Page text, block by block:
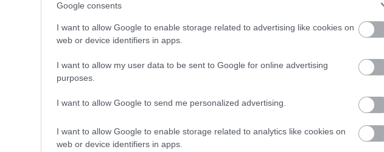
Google consents
I want to allow Google to enable storage related to advertising like cookies on
web or device identifiers in apps.
I want to allow my user data to be sent to Google for online advertising
purposes.
I want to allow Google to send me personalized advertising.
I want to allow Google to enable storage related to analytics like cookies on
web or device identifiers in apps.
Stephen Colbert által vezetett The Late Show vendége volt a CBS-en, ahová
Fáklyavivő klingonal konfrontálódik a nyílt űrben, a klingon létesítmény…